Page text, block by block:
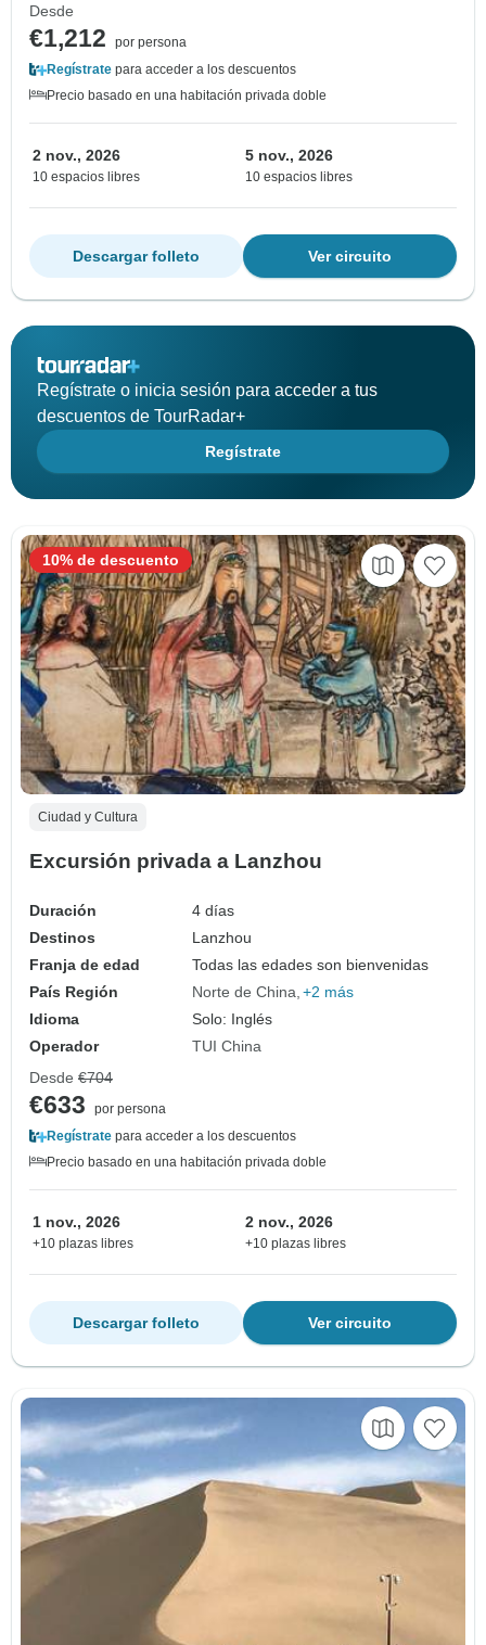
Desde
€1,212
por persona
Regístrate para acceder a los descuentos
Precio basado en una habitación privada doble
2 nov., 2026
10 espacios libres
5 nov., 2026
10 espacios libres
Ver circuito
Descargar folleto
Regístrate o inicia sesión para acceder a tus
descuentos de TourRadar+
Regístrate
Ciudad y Cultura
Excursión privada a Lanzhou
Duración
4 días
Destinos
Lanzhou
Franja de edad
Todas las edades son bienvenidas
País Región
Norte de China +2 más
Idioma
Solo: Inglés
Operador
TUI China
10% de descuento
Desde €704
€633
por persona
Regístrate para acceder a los descuentos
Precio basado en una habitación privada doble
1 nov., 2026
+10 plazas libres
2 nov., 2026
+10 plazas libres
Ver circuito
Descargar folleto